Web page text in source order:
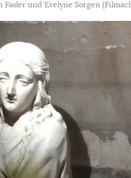
und Evelyne Sorgen